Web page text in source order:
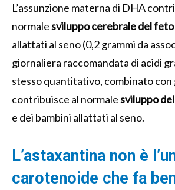
L’assunzione materna di DHA
normalesviluppo cerebrale del feto
allattati al seno (0,2 grammi da
giornaliera raccomandata di acidi
stesso quantitativo, combinato con
contribuisce al normalesviluppo
e dei bambini allattati al seno.
L’astaxantina non è
carotenoide che fa